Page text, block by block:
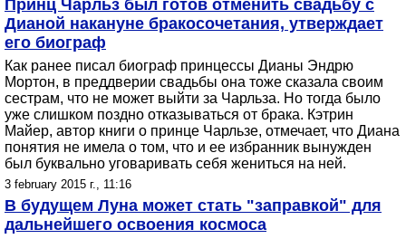
Принц Чарльз был готов отменить свадьбу с
Дианой накануне бракосочетания, утверждает
его биограф
Как ранее писал биограф принцессы Дианы Эндрю
Мортон, в преддверии свадьбы она тоже сказала своим
сестрам, что не может выйти за Чарльза. Но тогда было
уже слишком поздно отказываться от брака. Кэтрин
Майер, автор книги о принце Чарльзе, отмечает, что Диана
понятия не имела о том, что и ее избранник вынужден
был буквально уговаривать себя жениться на ней.
3 february 2015 г., 11:16
В будущем Луна может стать "заправкой" для
дальнейшего освоения космоса